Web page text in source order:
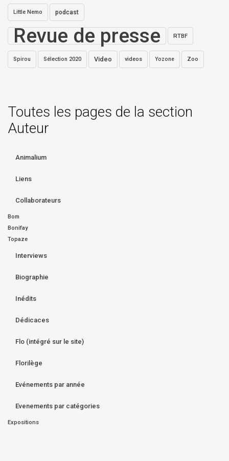
Little Nemo podcast
Revue de presse RTBF
Spirou Sélection 2020 Video videos Yozone Zoo
Toutes les pages de la section
Auteur
Animalium
Liens
Collaborateurs
Bom
Bonifay
Topaze
Interviews
Biographie
Inédits
Dédicaces
Flo (intégré sur le site)
Florilège
Evénements par année
Evenements par catégories
Expositions